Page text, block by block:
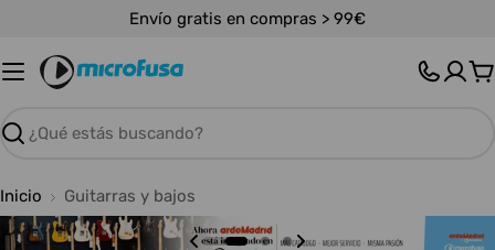
contenido
Envío gratis en compras > 99€
Buscar
Inicio Guitarras y bajos